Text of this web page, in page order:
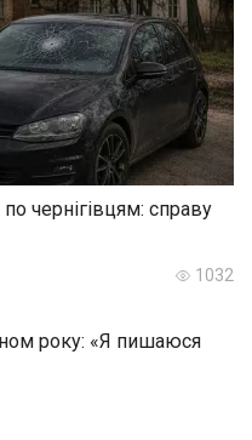
чернігівцям: справу
1032
року: «Я пишаюся